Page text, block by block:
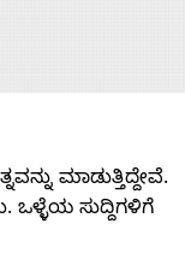
ಮಾಡುತ್ತಿದ್ದೇವೆ.
ಒಳ್ಳೆಯ ಸುದ್ದಿಗಳಿಗೆ